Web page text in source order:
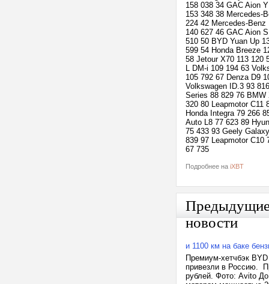
158 038 34 GAC Aion
153 348 38 Mercedes-
224 42 Mercedes-
140 627 46 GAC Aion
510 50 BYD Yuan Up
599 54 Honda Breeze
58 Jetour X70 113 120
L DM-i 109 194 63
105 792 67 Denza D9
Volkswagen ID.3 93
Series 88 829 76 BMW
320 80 Leapmotor C11
Honda Integra 79 266
Auto L8 77 623 89
75 433 93 Geely
839 97 Leapmotor C10
67 735
Подробнее на iXBT
новости
и 1100 км на баке
Премиум-хетчбэк
привезли в Россию.
рублей. Фото: Avito